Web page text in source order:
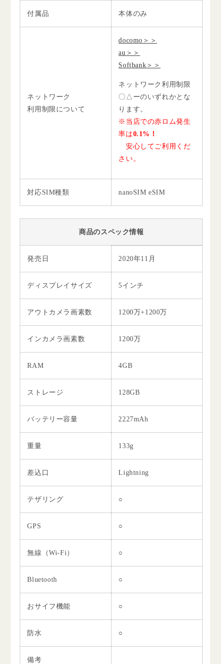
付属品 本体のみ
ネットワーク
利用制限について
docomo＞＞
au＞＞
Softbank＞＞
ネットワーク利用制限
〇△ーのいずれかとな
ります。
※当店での赤ロム発生
率は0.1%！
安心してご利用くだ
さい。
対応SIM種類 nanoSIM eSIM
商品のスペック情報
発売日 2020年11月
ディスプレイサイズ 5インチ
アウトカメラ画素数 1200万+1200万
インカメラ画素数 1200万
RAM 4GB
ストレージ 128GB
バッテリー容量 2227mAh
重量 133g
差込口 Lightning
テザリング ○
GPS ○
無線（Wi-Fi） ○
Bluetooth ○
おサイフ機能 ○
防水 ○
備考